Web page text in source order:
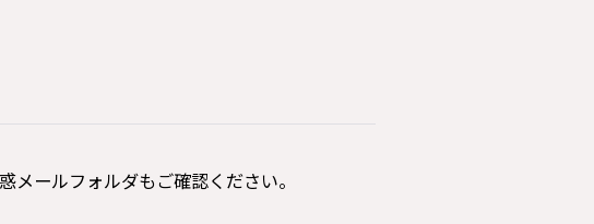
メールフォルダもご確認ください。